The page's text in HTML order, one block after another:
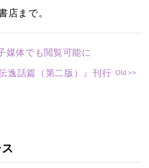
店まで。
媒体でも閲覧可能に
逸話篇（第二版）』刊行